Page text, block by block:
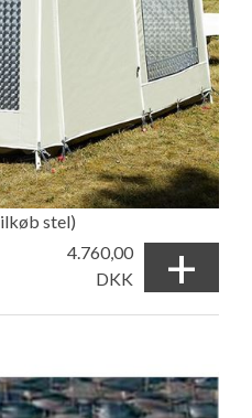
stel)
4.760,00
DKK
+